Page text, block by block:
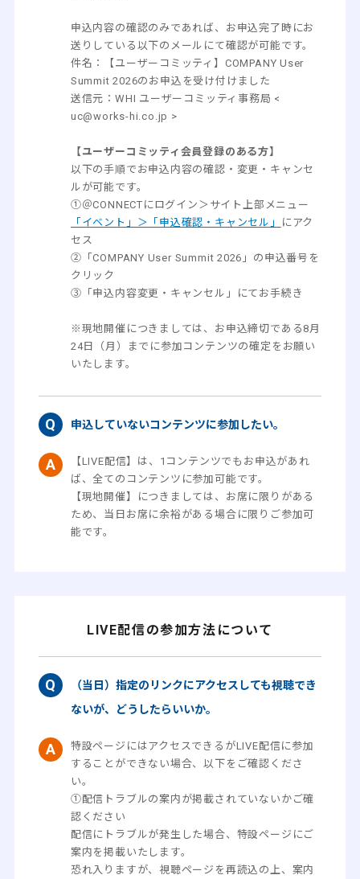
申込内容の確認のみであれば、お申込完了時にお
送りしている以下のメールにて確認が可能です。
件名：【ユーザーコミッティ】COMPANY User
Summit 2026のお申込を受け付けました
送信元：WHI ユーザーコミッティ事務局 <
uc@works-hi.co.jp >
【ユーザーコミッティ会員登録のある方】
以下の手順でお申込内容の確認・変更・キャンセ
ルが可能です。
①＠CONNECTにログイン＞サイト上部メニュー
「イベント」＞「申込確認・キャンセル」
にアク
セス
②「COMPANY User Summit 2026」の申込番号を
クリック
③「申込内容変更・キャンセル」にてお手続き
※現地開催につきましては、お申込締切である8月
24日（月）までに参加コンテンツの確定をお願い
いたします。
申込していないコンテンツに参加したい。
【LIVE配信】は、1コンテンツでもお申込があれ
ば、全てのコンテンツに参加可能です。
【現地開催】につきましては、お席に限りがある
ため、当日お席に余裕がある場合に限りご参加可
能です。
LIVE配信の参加方法について
（当日）指定のリンクにアクセスしても視聴でき
ないが、どうしたらいいか。
特設ページにはアクセスできるがLIVE配信に参加
することができない場合、以下をご確認くださ
い。
①配信トラブルの案内が掲載されていないかご確
認ください
配信にトラブルが発生した場合、特設ページにご
案内を掲載いたします。
恐れ入りますが、視聴ページを再読込の上、案内